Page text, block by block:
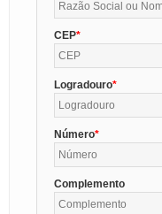
CEP
Logradouro
Número
Complemento